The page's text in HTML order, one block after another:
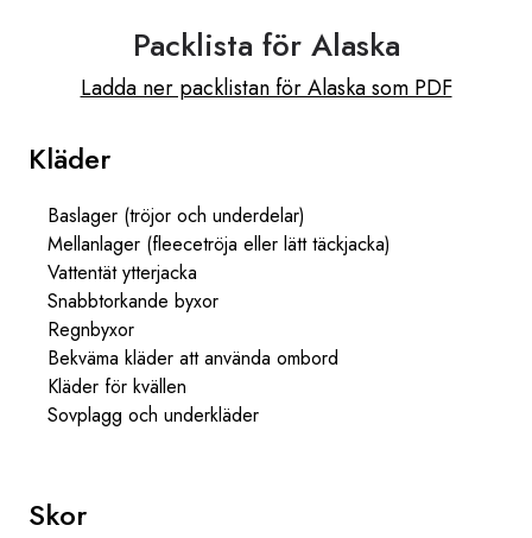
Packlista för Alaska
Ladda ner packlistan för Alaska som PDF
Kläder
Baslager (tröjor och underdelar)
Mellanlager (fleecetröja eller lätt täckjacka)
Vattentät ytterjacka
Snabbtorkande byxor
Regnbyxor
Bekväma kläder att använda ombord
Kläder för kvällen
Sovplagg och underkläder
Skor